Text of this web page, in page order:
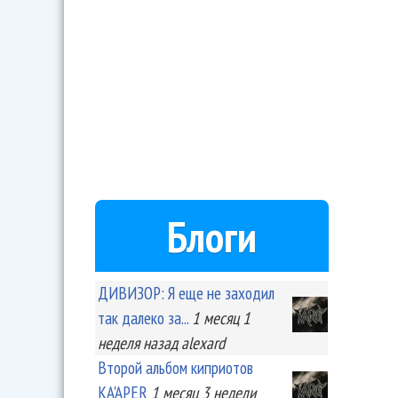
Блоги
ДИВИЗОР: Я еще не заходил
так далеко за... 1 месяц 1
неделяназад alexard
Второй альбом киприотов
KA'APER 1 месяц 3 недели